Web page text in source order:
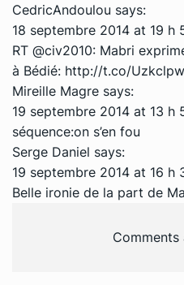
CedricAndoulou says:
18 septembre 2014 at 19 h
RT @civ2010: Mabri
à Bédié: http://t.co/
Mireille Magre says:
19 septembre 2014 at 13 h
séquence:on s’en fou
Serge Daniel says:
19 septembre 2014 at 16 h
Belle ironie de la part de
Comments